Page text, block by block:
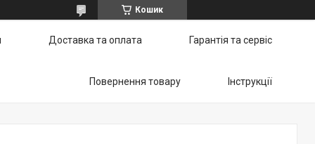
Кошик
Доставка та оплата Гарантія та сервіс
Повернення товару Інструкції